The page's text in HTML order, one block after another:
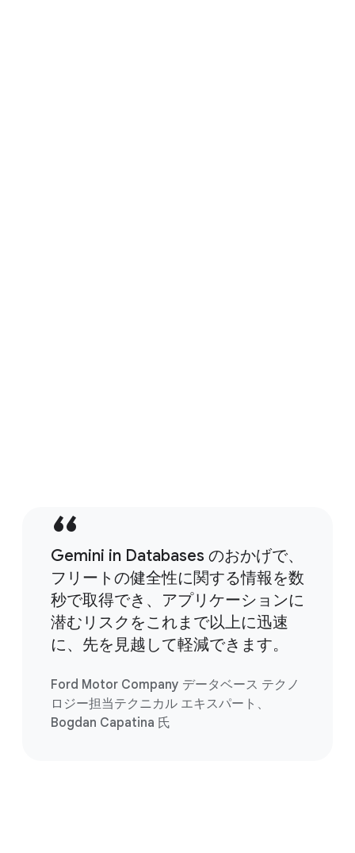
Gemini in Databases のおかげで、
フリートの健全性に関する情報を数
秒で取得でき、アプリケーションに
潜むリスクをこれまで以上に迅速
に、先を見越して軽減できます。
Ford Motor Company データベース テクノ
ロジー担当テクニカル エキスパート、
Bogdan Capatina 氏